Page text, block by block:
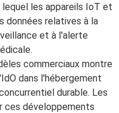
les appareils IoT et
données relatives à la
et à l'alerte
commerciaux montre
dans l'hébergement
durable. Les
ces développements